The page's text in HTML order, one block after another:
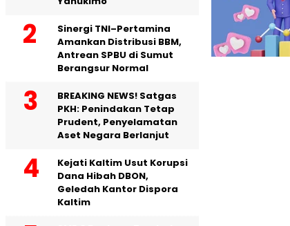
Sinergi TNI–Pertamina
Amankan Distribusi BBM,
Antrean SPBU di Sumut
Berangsur Normal
BREAKING NEWS! Satgas
PKH: Penindakan Tetap
Prudent, Penyelamatan
Aset Negara Berlanjut
Kejati Kaltim Usut Korupsi
Dana Hibah DBON,
Geledah Kantor Dispora
Kaltim